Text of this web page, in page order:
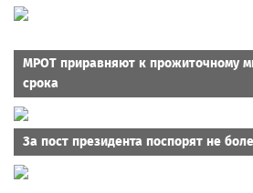
МРОТ приравняют к прожиточному
срока
За пост президента поспорят не